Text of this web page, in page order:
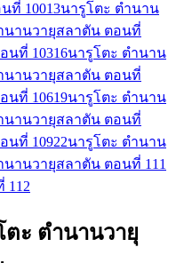
ที่ 10013นารูโตะ ตำนาน
นานวายุสลาตัน ตอนที่
นที่ 10316นารูโตะ ตำนาน
นานวายุสลาตัน ตอนที่
นที่ 10619นารูโตะ ตำนาน
นานวายุสลาตัน ตอนที่
นที่ 10922นารูโตะ ตำนาน
นานวายุสลาตัน ตอนที่ 111
112
ตะ ตำนานวายุ